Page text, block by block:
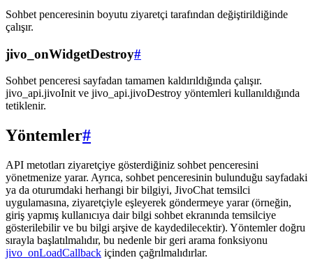
Sohbet penceresinin boyutu ziyaretçi tarafından değiştirildiğinde
çalışır.
jivo_onWidgetDestroy#
Sohbet penceresi sayfadan tamamen kaldırıldığında çalışır.
jivo_api.jivoInit ve jivo_api.jivoDestroy yöntemleri kullanıldığında
tetiklenir.
Yöntemler#
API metotları ziyaretçiye gösterdiğiniz sohbet penceresini
yönetmenize yarar. Ayrıca, sohbet penceresinin bulunduğu sayfadaki
ya da oturumdaki herhangi bir bilgiyi, JivoChat temsilci
uygulamasına, ziyaretçiyle eşleyerek göndermeye yarar (örneğin,
giriş yapmış kullanıcıya dair bilgi sohbet ekranında temsilciye
gösterilebilir ve bu bilgi arşive de kaydedilecektir). Yöntemler doğru
sırayla başlatılmalıdır, bu nedenle bir geri arama fonksiyonu
jivo_onLoadCallback içinden çağrılmalıdırlar.